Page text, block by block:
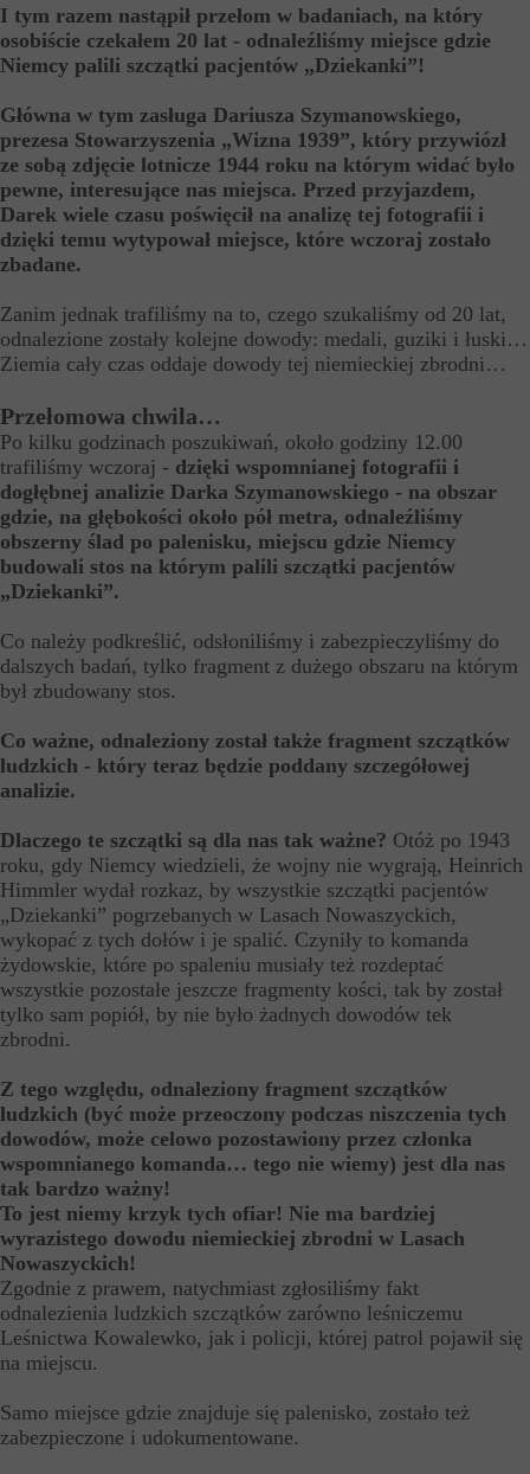
I tym razem nastąpił przełom w badaniach, na który
osobiście czekałem 20 lat - odnaleźliśmy miejsce gdzie
Niemcy palili szczątki pacjentów „Dziekanki”!
Główna w tym zasługa Dariusza Szymanowskiego,
prezesa Stowarzyszenia „Wizna 1939”, który przywiózł
ze sobą zdjęcie lotnicze 1944 roku na którym widać było
pewne, interesujące nas miejsca. Przed przyjazdem,
Darek wiele czasu poświęcił na analizę tej fotografii i
dzięki temu wytypował miejsce, które wczoraj zostało
zbadane.
Zanim jednak trafiliśmy na to, czego szukaliśmy od 20 lat,
odnalezione zostały kolejne dowody: medali, guziki i łuski…
Ziemia cały czas oddaje dowody tej niemieckiej zbrodni…
Przełomowa chwila…
Po kilku godzinach poszukiwań, około godziny 12.00
trafiliśmy wczoraj - dzięki wspomnianej fotografii i
dogłębnej analizie Darka Szymanowskiego - na obszar
gdzie, na głębokości około pół metra, odnaleźliśmy
obszerny ślad po palenisku, miejscu gdzie Niemcy
budowali stos na którym palili szczątki pacjentów
„Dziekanki”.
Co należy podkreślić, odsłoniliśmy i zabezpieczyliśmy do
dalszych badań, tylko fragment z dużego obszaru na którym
był zbudowany stos.
Co ważne, odnaleziony został także fragment szczątków
ludzkich - który teraz będzie poddany szczegółowej
analizie.
Dlaczego te szczątki są dla nas tak ważne? Otóż po 1943
roku, gdy Niemcy wiedzieli, że wojny nie wygrają, Heinrich
Himmler wydał rozkaz, by wszystkie szczątki pacjentów
„Dziekanki” pogrzebanych w Lasach Nowaszyckich,
wykopać z tych dołów i je spalić. Czyniły to komanda
żydowskie, które po spaleniu musiały też rozdeptać
wszystkie pozostałe jeszcze fragmenty kości, tak by został
tylko sam popiół, by nie było żadnych dowodów tek
zbrodni.
Z tego względu, odnaleziony fragment szczątków
ludzkich (być może przeoczony podczas niszczenia tych
dowodów, może celowo pozostawiony przez członka
wspomnianego komanda… tego nie wiemy) jest dla nas
tak bardzo ważny!
To jest niemy krzyk tych ofiar! Nie ma bardziej
wyrazistego dowodu niemieckiej zbrodni w Lasach
Nowaszyckich!
Zgodnie z prawem, natychmiast zgłosiliśmy fakt
odnalezienia ludzkich szczątków zarówno leśniczemu
Leśnictwa Kowalewko, jak i policji, której patrol pojawił się
na miejscu.
Samo miejsce gdzie znajduje się palenisko, zostało też
zabezpieczone i udokumentowane.